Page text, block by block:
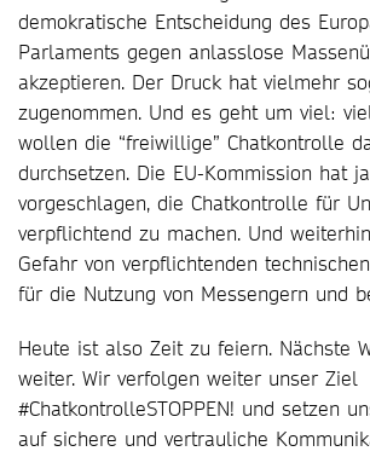
demokratische Entscheidung des
Parlaments gegen anlasslose
akzeptieren. Der Druck hat vielmehr
zugenommen. Und es geht um viel:
wollen die “freiwillige” Chatkontrolle
durchsetzen. Die EU-Kommission hat
vorgeschlagen, die Chatkontrolle für
verpflichtend zu machen. Und
Gefahr von verpflichtenden
für die Nutzung von Messengern und
Heute ist also Zeit zu feiern. Nächste
weiter. Wir verfolgen weiter unser Ziel
#ChatkontrolleSTOPPEN! und setzen
auf sichere und vertrauliche